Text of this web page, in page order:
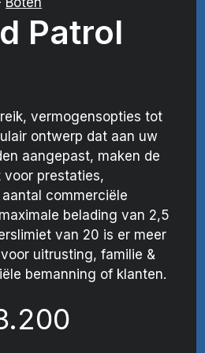
Patrol
vermogensopties tot
ontwerp dat aan uw
aangepast, maken de
prestaties,
commerciële
belading van 2,5
van 20 is er meer
uitrusting, familie &
bemanning of klanten.